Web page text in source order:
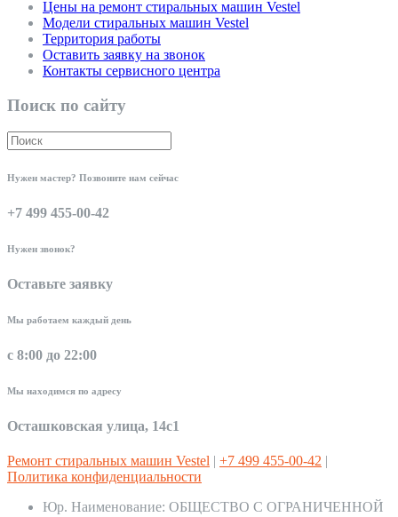
Цены на ремонт стиральных машин Vestel
Модели стиральных машин Vestel
Территория работы
Оставить заявку на звонок
Контакты сервисного центра
Поиск по сайту
Нужен мастер? Позвоните нам сейчас
+7 499 455-00-42
Нужен звонок?
Оставьте заявку
Мы работаем каждый день
с 8:00 до 22:00
Мы находимся по адресу
Осташковская улица, 14с1
Ремонт стиральных машин Vestel | +7 499 455-00-42 |
Политика конфиденциальности
Юр. Наименование: ОБЩЕСТВО С ОГРАНИЧЕННОЙ